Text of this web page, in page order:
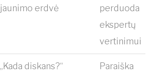
jaunimo erdvė
perduoda
ekspertų
vertinimui
„Kada diskans?“
Paraiška